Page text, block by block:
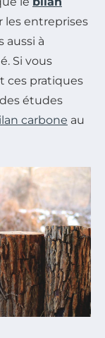
les entreprises
aussi à
Si vous
ces pratiques
études
carbone au